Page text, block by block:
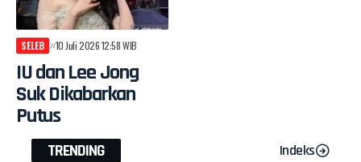
SELEB 10 Juli 2026 12:58 WIB
IU dan Lee Jong
Suk Dikabarkan
Putus
TRENDING Indeks